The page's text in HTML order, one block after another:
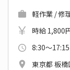
軽作業 / 修
時給 1,800
8:30～
東京都 板橋